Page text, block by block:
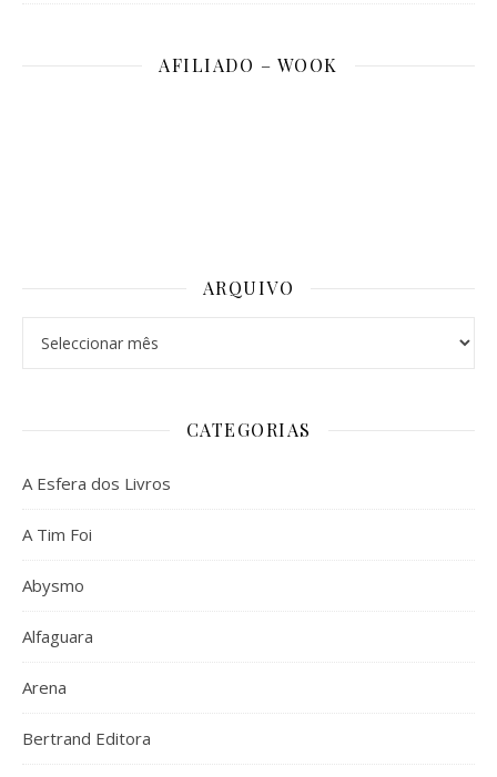
AFILIADO – WOOK
ARQUIVO
CATEGORIAS
A Esfera dos Livros
A Tim Foi
Abysmo
Alfaguara
Arena
Bertrand Editora